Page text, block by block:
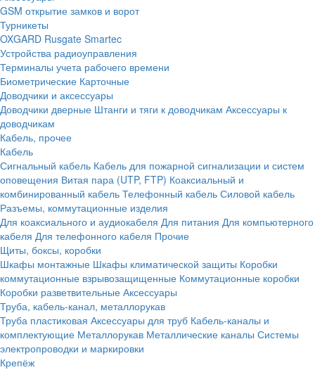
GSM открытие замков и ворот
Турникеты
OXGARD Rusgate Smartec
Устройства радиоуправления
Терминалы учета рабочего времени
Биометрические Карточные
Доводчики и аксессуары
Доводчики дверные Штанги и тяги к доводчикам Аксессуары к
доводчикам
Кабель, прочее
Кабель
Сигнальный кабель Кабель для пожарной сигнализации и систем
оповещения Витая пара (UTP, FTP) Коаксиальный и
комбинированный кабель Телефонный кабель Силовой кабель
Разъемы, коммутационные изделия
Для коаксиального и аудиокабеля Для питания Для компьютерного
кабеля Для телефонного кабеля Прочие
Щиты, боксы, коробки
Шкафы монтажные Шкафы климатической защиты Коробки
коммутационные взрывозащищенные Коммутационные коробки
Коробки разветвительные Аксессуары
Труба, кабель-канал, металлорукав
Труба пластиковая Аксессуары для труб Кабель-каналы и
комплектующие Металлорукав Металлические каналы Системы
электропроводки и маркировки
Крепёж